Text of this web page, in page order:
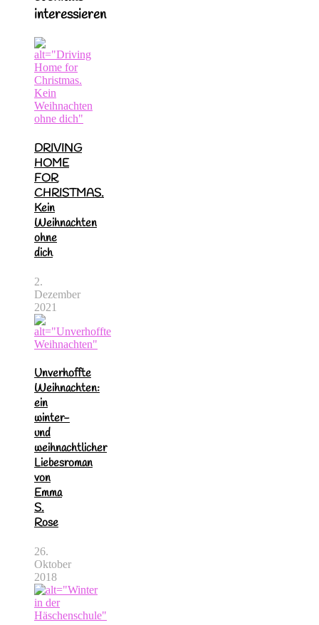
interessieren
DRIVING
HOME
FOR
CHRISTMAS.
Kein
Weihnachten
ohne
dich
2.
Dezember
2021
Unverhoffte
Weihnachten:
ein
winter-
und
weihnachtlicher
Liebesroman
von
Emma
S.
Rose
26.
Oktober
2018